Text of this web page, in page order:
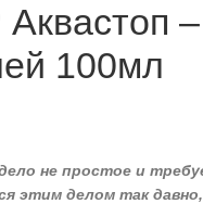
–
100мл
не простое и
этим делом так